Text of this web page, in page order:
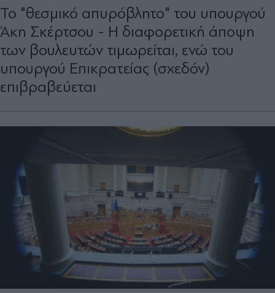
Το "θεσµικό απυρόβλητο" του υπουργού
Άκη Σκέρτσου - Η διαφορετική άποψη
των βουλευτών τιμωρείται, ενώ του
υπουργού Επικρατείας (σχεδόν)
επιβραβεύεται